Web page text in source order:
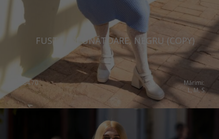
FUSTA IMPUNĂTOARE, NEGRU (COPY)
284.70
Mărimi:
L, M, S